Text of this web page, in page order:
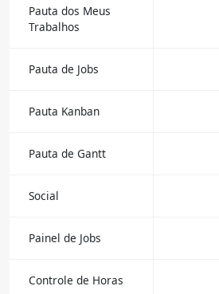
Pauta dos Meus
Trabalhos
Pauta de Jobs
Pauta Kanban
Pauta de Gantt
Social
Painel de Jobs
Controle de Horas